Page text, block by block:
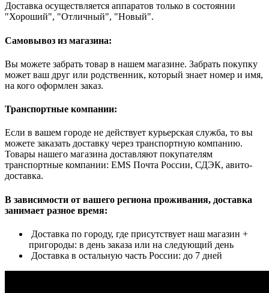
Доставка осуществляется аппаратов только в состоянии
"Хороший", "Отличный", "Новый".
Самовывоз из магазина:
Вы можете забрать товар в нашем магазине. Забрать покупку
может ваш друг или родственник, который знает номер и имя,
на кого оформлен заказ.
Транспортные компании:
Если в вашем городе не действует курьерская служба, то вы
можете заказать доставку через транспортную компанию.
Товары нашего магазина доставляют покупателям
транспортные компании: EMS Почта России, СДЭК, авито-
доставка.
В зависимости от вашего региона проживания, доставка
занимает разное время:
Доставка по городу, где присутствует наш магазин +
пригороды: в день заказа или на следующий день
Доставка в остальную часть России: до 7 дней